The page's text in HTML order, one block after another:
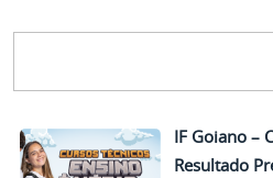
IF Goiano –
Resultado